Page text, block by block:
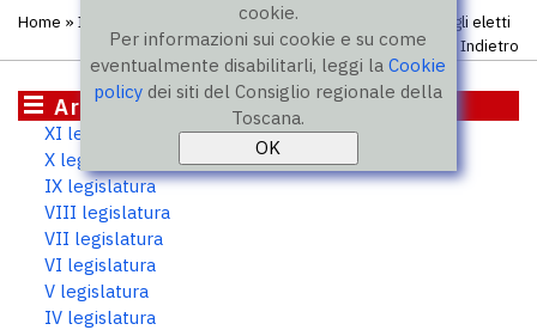
cookie.
Per informazioni sui cookie e su come
eventualmente disabilitarli, leggi laCookie
policy dei siti del Consiglio regionale della
Toscana.
Home » Istituzione Elezioni regionali»
Elenco completo degli eletti
Indietro
Archivio storico
XI legislatura
X legislatura
IX legislatura
VIII legislatura
VII legislatura
VI legislatura
V legislatura
IV legislatura